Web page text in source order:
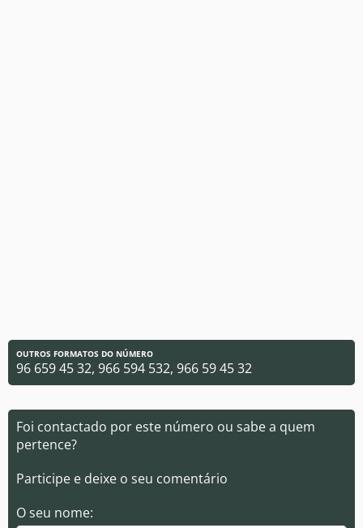
OUTROS FORMATOS DO NÚMERO
96 659 45 32, 966 594 532, 966 59 45 32
Foi contactado por este número ou sabe a quem
pertence?
Participe e deixe o seu comentário
O seu nome: